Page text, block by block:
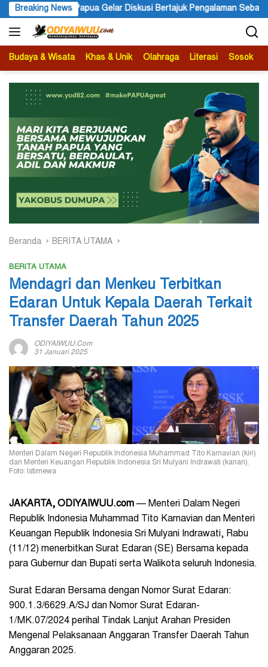
Langsung
ke
konten
Breaking News
Pengalaman Sebagai Sumber Pengetahuan Ketua
Budaya & Wisata Khas & Unik Olahraga Literasi Sosok
Beranda BERITA UTAMA
BERITA UTAMA
Mendagri dan Menkeu Terbitkan
Edaran Untuk Kepala Daerah Terkait
Transfer Daerah Tahun 2025
ODIYAIWUU.com
31 Januari 2025
Menteri Dalam Negeri Republik Indonesia Muhammad Tito Karnavian (kiri)
dan Menteri Keuangan Republik Indonesia Sri Mulyani Indrawati (kanan).
Foto: Istimewa
JAKARTA, ODIYAIWUU.com — Menteri Dalam Negeri
Republik Indonesia Muhammad Tito Karnavian dan Menteri
Keuangan Republik Indonesia Sri Mulyani Indrawati, Rabu
(11/12) menerbitkan Surat Edaran (SE) Bersama kepada
para Gubernur dan Bupati serta Walikota seluruh Indonesia.
Surat Edaran Bersama dengan Nomor Surat Edaran:
900.1.3/6629.A/SJ dan Nomor Surat Edaran-
1/MK.07/2024 perihal Tindak Lanjut Arahan Presiden
Mengenal Pelaksanaan Anggaran Transfer Daerah Tahun
Anggaran 2025.